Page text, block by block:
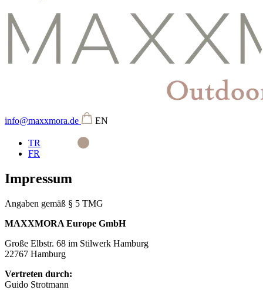
info@maxxmora.de EN
TR
FR
Impressum
Angaben gemäß § 5 TMG
MAXXMORA Europe GmbH
Große Elbstr. 68 im Stilwerk Hamburg
22767 Hamburg
Vertreten durch:
Guido Strotmann